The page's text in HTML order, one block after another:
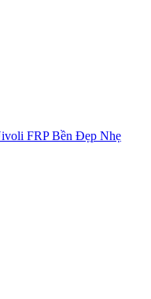
FRP Bền Đẹp Nhẹ